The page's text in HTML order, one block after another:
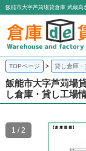
TOPページ 貸し倉庫
飯能市大字芦苅場
し倉庫・貸し工場
1 / 2